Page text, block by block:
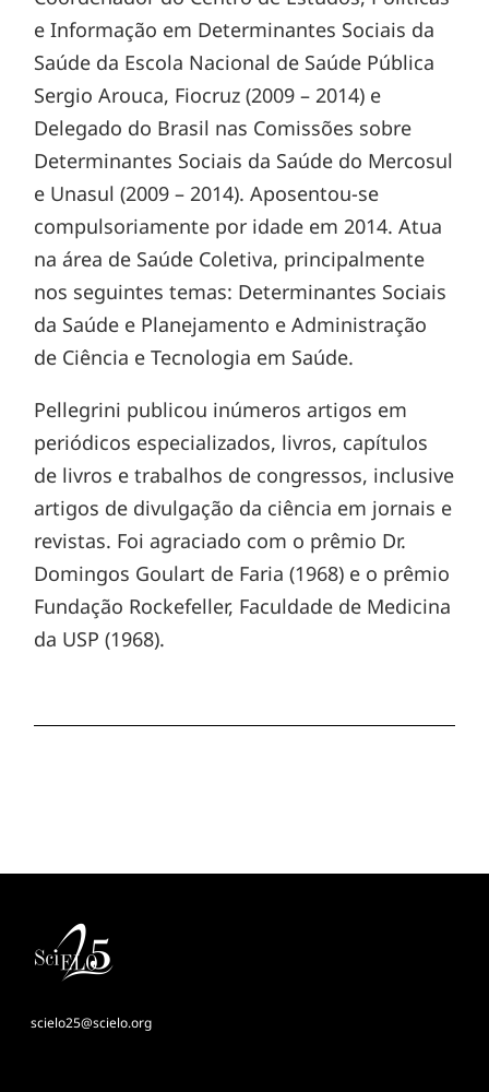
e Informação em Determinantes Sociais da
Saúde da Escola Nacional de Saúde Pública
Sergio Arouca, Fiocruz (2009 – 2014) e
Delegado do Brasil nas Comissões sobre
Determinantes Sociais da Saúde do Mercosul
e Unasul (2009 – 2014). Aposentou-se
compulsoriamente por idade em 2014. Atua
na área de Saúde Coletiva, principalmente
nos seguintes temas: Determinantes Sociais
da Saúde e Planejamento e Administração
de Ciência e Tecnologia em Saúde.
Pellegrini publicou inúmeros artigos em
periódicos especializados, livros, capítulos
de livros e trabalhos de congressos, inclusive
artigos de divulgação da ciência em jornais e
revistas. Foi agraciado com o prêmio Dr.
Domingos Goulart de Faria (1968) e o prêmio
Fundação Rockefeller, Faculdade de Medicina
da USP (1968).
scielo25@scielo.org